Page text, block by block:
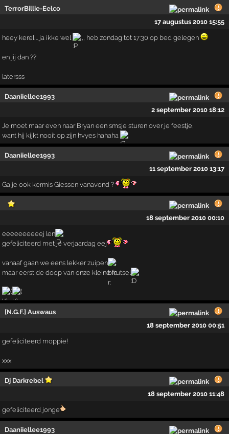
TerrorBillie-Eelco
17 augustus 2010 15:55
heey kerel .. ja ikke wel ,, heb zondag tot 17:30 op bed gelegen
en jij dan ??
latersss
Daaniiellee1993
2 september 2010 18:12
Je moet maar even naar Bryan een smsje sturen over je feestje,
want hij kijkt nooit op zijn hvyes hahaha
Daaniiellee1993
11 september 2010 13:17
Ga je ook kermis Giessen vanavond ?
18 september 2010 00:10
eeeeeeeeeej len
gefeliciteerd met je verjaardag eej
vanaaf gaan we eens lekker zuipen
maar eerst de doop van onze kleine frutsel
[N.G.F.] Auswaus
18 september 2010 00:51
gefeliciteerd moppie!
xxx
Dj Darkrebel
18 september 2010 11:48
gefeliciteerd jonge
Daaniiellee1993